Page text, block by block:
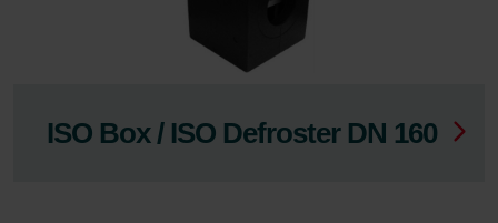
ISO Box / ISO Defroster DN 160